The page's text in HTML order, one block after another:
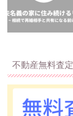
不動産無料査定